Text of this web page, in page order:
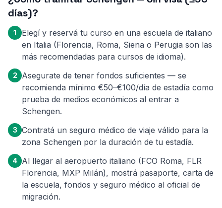
días)?
1
Elegí y reservá tu curso en una escuela de italiano
en Italia (Florencia, Roma, Siena o Perugia son las
más recomendadas para cursos de idioma).
2
Asegurate de tener fondos suficientes — se
recomienda mínimo €50–€100/día de estadía como
prueba de medios económicos al entrar a
Schengen.
3 Contratá un seguro médico de viaje válido para la
zona Schengen por la duración de tu estadía.
4 Al llegar al aeropuerto italiano (FCO Roma, FLR
Florencia, MXP Milán), mostrá pasaporte, carta de
la escuela, fondos y seguro médico al oficial de
migración.